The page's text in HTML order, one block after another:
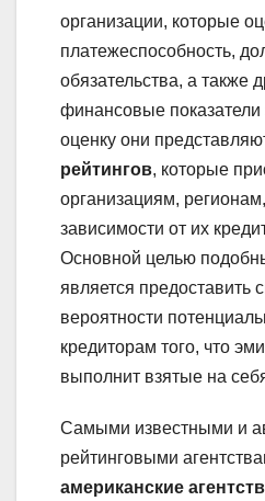
организации, которые
платежеспособность,
обязательства, а также
финансовые
оценку они
рейтингов, которые
организациям,
зависимости от их
Основной целью
является предоставить
вероятности
кредиторам того, что
выполнит взятые на
Самыми известными и
рейтинговыми
американские